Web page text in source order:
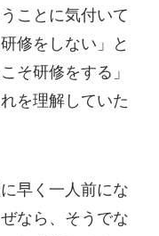
ことに気付いて
修をしない」と
そ研修をする」
を理解していた
早く一人前にな
なら、そうでな